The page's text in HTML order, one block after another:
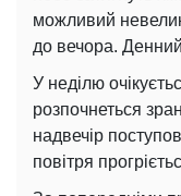
можливий
до вечора.
У неділю
розпочнеться
надвечір
повітря